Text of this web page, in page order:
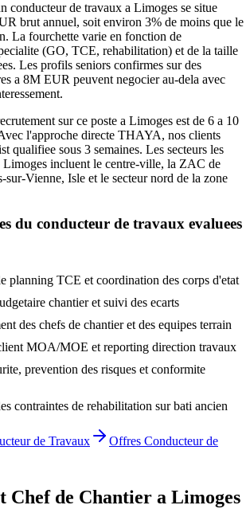
conducteur de travaux a Limoges se situe
brut annuel, soit environ 3% de moins que le
La fourchette varie en fonction de
(GO, TCE, rehabilitation) et de la taille
Les profils seniors confirmes sur des
a 8M EUR peuvent negocier au-dela avec
sur ce poste a Limoges est de 6 a 10
l'approche directe THAYA, nos clients
qualifiee sous 3 semaines. Les secteurs les
Limoges incluent le centre-ville, la ZAC de
sur-Vienne, Isle et le secteur nord de la zone
du conducteur de travaux evaluees
planning TCE et coordination des corps d'etat
chantier et suivi des ecarts
des chefs de chantier et des equipes terrain
MOA/MOE et reporting direction travaux
prevention des risques et conformite
contraintes de rehabilitation sur bati ancien
de Travaux Offres Conducteur de
Chef de Chantier a Limoges